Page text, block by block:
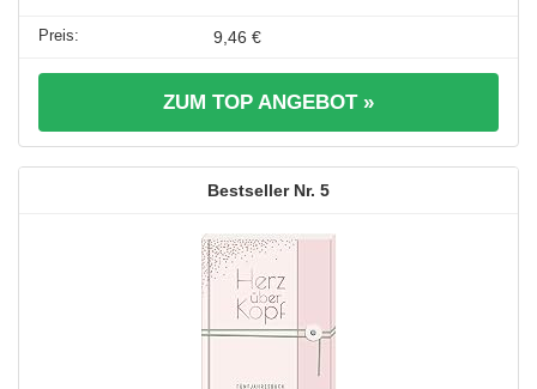
9,46 €
ZUM TOP ANGEBOT »
5